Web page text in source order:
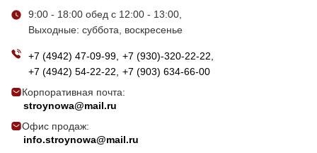
9:00 - 18:00 обед с 12:00 - 13:00,
Выходные: суббота, воскресенье
+7 (4942) 47-09-99 +7 (930)-320-22-22
+7 (4942) 54-22-22
+7 (903) 634-66-00
Корпоративная почта:
stroynowa@mail.ru
Офис продаж:
info.stroynowa@mail.ru